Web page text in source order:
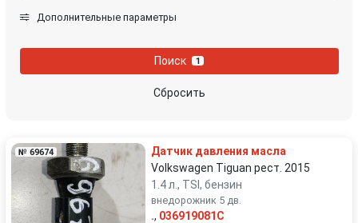
Nissan Opel
SEAT Skoda
Smart SsangYong
Дополнительные параметры
Поиск 1
Сбросить
№ 69674
Датчик давления масла
Volkswagen Tiguan рест. 2015
1.4 л., TSI, бензин
внедорожник 5 дв.
., 036919081C